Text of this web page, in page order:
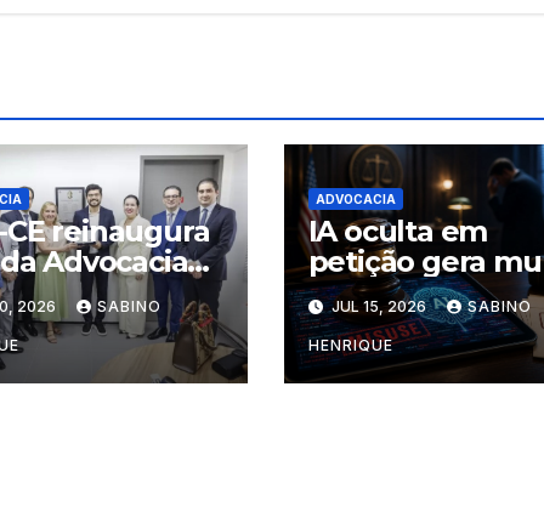
CE reinaugura
Advocacia
de
2026 SABINO
ADVOCACIA
IA oculta em
petição gera
a advogados
JUL 15, 2026 SABINO
HENRIQUE